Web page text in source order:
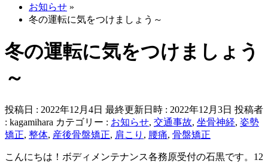
お知らせ »
冬の運転に気をつけましょう～
冬の運転に気をつけましょう
～
投稿日 : 2022年12月4日 最終更新日時 : 2022年12月3日 投稿者
: kagamihara カテゴリー : お知らせ, 交通事故, 坐骨神経, 姿勢
矯正, 整体, 産後骨盤矯正, 肩こり , 腰痛, 骨盤矯正
こんにちは！ボディメンテナンス各務原受付の石黒です。12